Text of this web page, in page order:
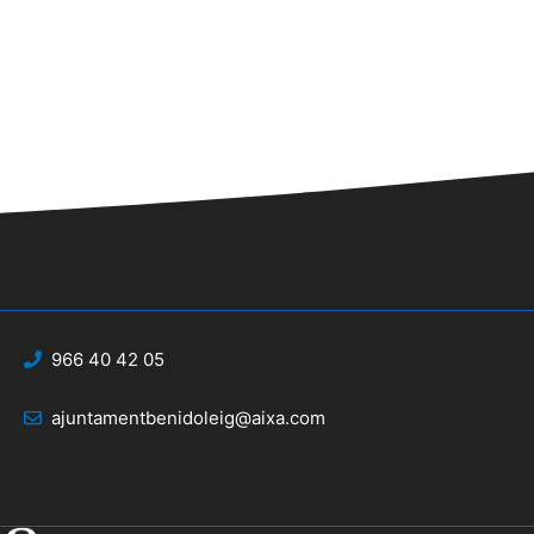
966 40 42 05
ajuntamentbenidoleig@aixa.com